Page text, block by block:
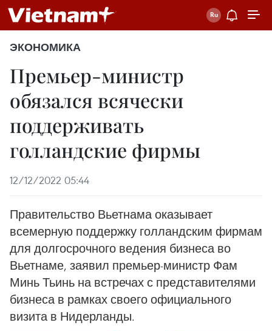
ЭКОНОМИКА
Премьер-министр
обязался всячески
поддерживать
голландские фирмы
12/12/2022 05:44
Правительство Вьетнама оказывает
всемерную поддержку голландским фирмам
для долгосрочного ведения бизнеса во
Вьетнаме, заявил премьер-министр Фам
Минь Тьинь на встречах с представителями
бизнеса в рамках своего официального
визита в Нидерланды.